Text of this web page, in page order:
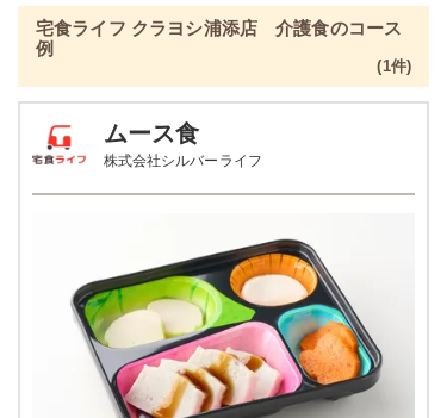
青菜とチャーシュの刻み炒め
ツナとキャベツの炒め物
栄養素
※メニューの補足
肉豆腐
カリフラワーのレモンマリネ
鶏団子の炊き合わせ
ジャーマンポテト
お問合せください。
品数 4～5品
タンパク質 -
脂質 -
糖質 -
宅食ライフ クラヨシ浦添店 介護食のコース
例
(1件)
ムース食
株式会社シルバーライフ